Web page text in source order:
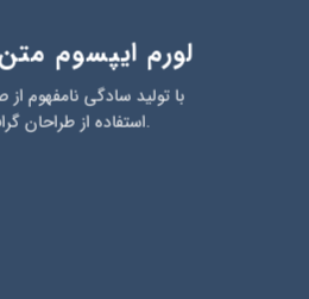
لورم ایپسوم
با تولید سادگی نامفهوم
استفاده از طراحان گرافیک است.